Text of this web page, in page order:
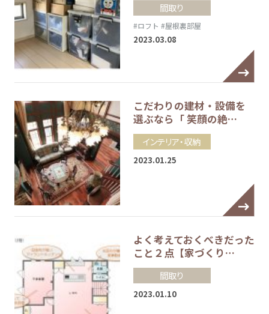
間取り
#ロフト #屋根裏部屋
2023.03.08
こだわりの建材・設備を
選ぶなら「 笑顔の絶…
インテリア・収納
2023.01.25
よく考えておくべきだった
こと２点【家づくり…
間取り
2023.01.10